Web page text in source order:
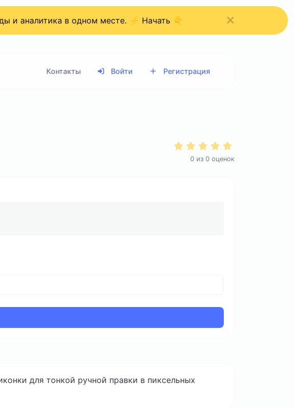
и аналитика в одном месте. ⚡ Начать 👇
Контакты Войти Регистрация
0 из 0 оценок
для тонкой ручной правки в пиксельных